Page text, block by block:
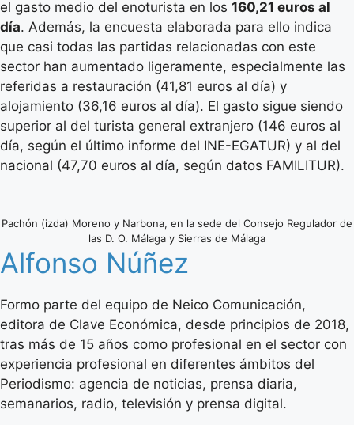
el gasto medio del enoturista en los 160,21 euros al
día. Además, la encuesta elaborada para ello indica
que casi todas las partidas relacionadas con este
sector han aumentado ligeramente, especialmente las
referidas a restauración (41,81 euros al día) y
alojamiento (36,16 euros al día). El gasto sigue siendo
superior al del turista general extranjero (146 euros al
día, según el último informe del INE-EGATUR) y al del
nacional (47,70 euros al día, según datos FAMILITUR).
Pachón (izda) Moreno y Narbona, en la sede del Consejo Regulador de
las D. O. Málaga y Sierras de Málaga
Alfonso Núñez
Formo parte del equipo de Neico Comunicación,
editora de Clave Económica, desde principios de 2018,
tras más de 15 años como profesional en el sector con
experiencia profesional en diferentes ámbitos del
Periodismo: agencia de noticias, prensa diaria,
semanarios, radio, televisión y prensa digital.